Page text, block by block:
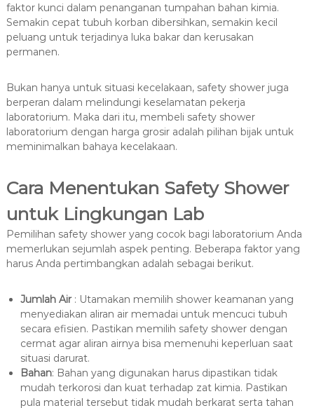
faktor kunci dalam penanganan tumpahan bahan kimia.
Semakin cepat tubuh korban dibersihkan, semakin kecil
peluang untuk terjadinya luka bakar dan kerusakan
permanen.
Bukan hanya untuk situasi kecelakaan, safety shower juga
berperan dalam melindungi keselamatan pekerja
laboratorium. Maka dari itu, membeli safety shower
laboratorium dengan harga grosir adalah pilihan bijak untuk
meminimalkan bahaya kecelakaan.
Cara Menentukan Safety Shower
untuk Lingkungan Lab
Pemilihan safety shower yang cocok bagi laboratorium Anda
memerlukan sejumlah aspek penting. Beberapa faktor yang
harus Anda pertimbangkan adalah sebagai berikut.
Jumlah Air: Utamakan memilih shower keamanan yang
menyediakan aliran air memadai untuk mencuci tubuh
secara efisien. Pastikan memilih safety shower dengan
cermat agar aliran airnya bisa memenuhi keperluan saat
situasi darurat.
Bahan: Bahan yang digunakan harus dipastikan tidak
mudah terkorosi dan kuat terhadap zat kimia. Pastikan
pula material tersebut tidak mudah berkarat serta tahan